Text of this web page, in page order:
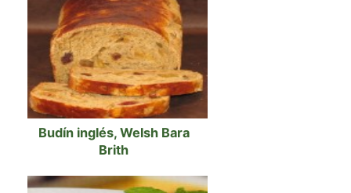
Budín inglés, Welsh Bara
Brith